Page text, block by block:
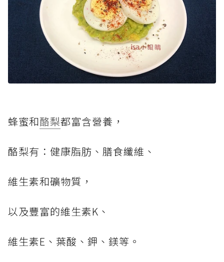
蜂蜜和酪梨都富含營養，
酪梨有：健康脂肪、膳食纖維、
維生素和礦物質，
以及豐富的維生素K、
維生素E、葉酸、鉀、鎂等。